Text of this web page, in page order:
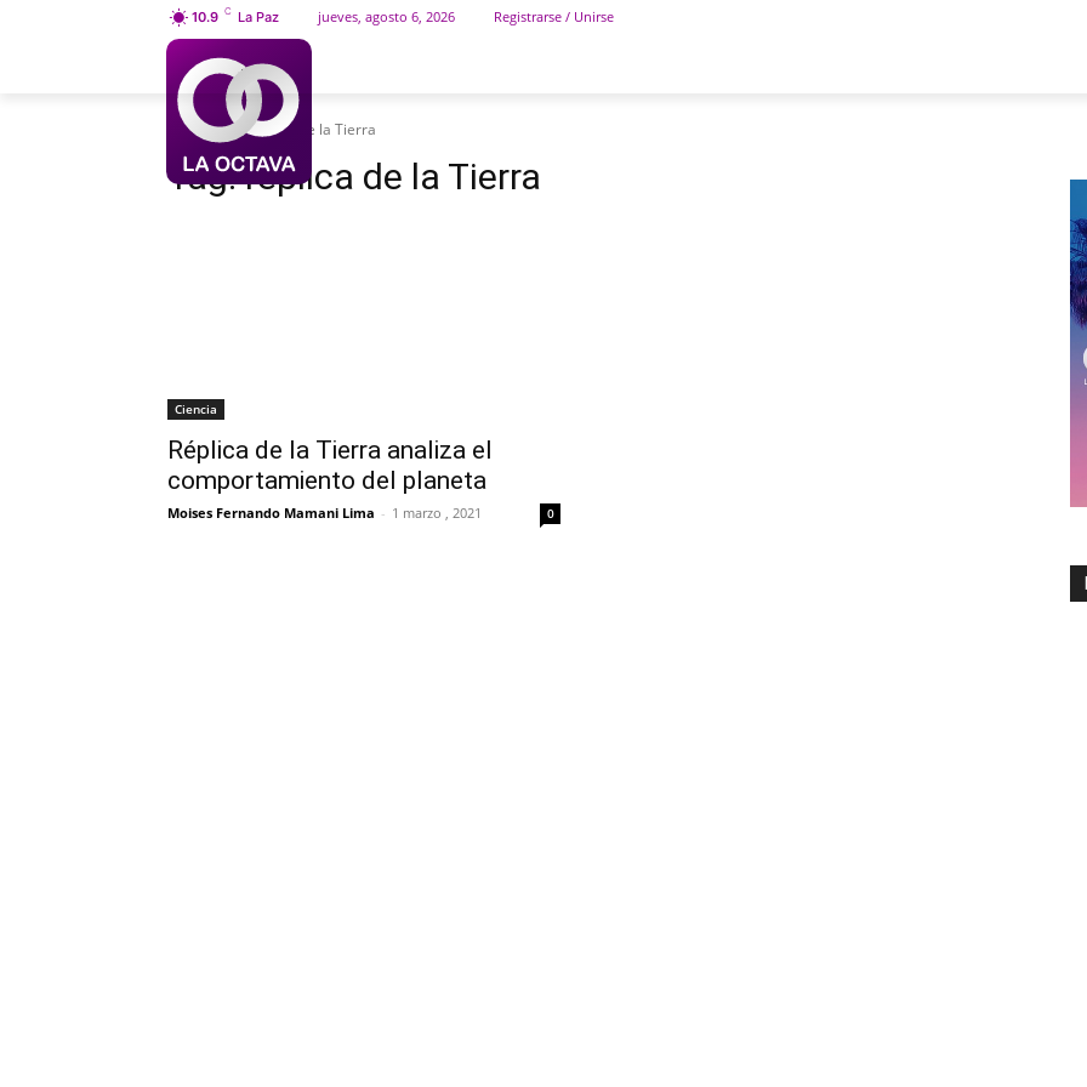
10.9 C La Paz jueves, agosto 6, 2026 Registrarse / Unirse
Etiquetas Réplica de la Tierra
Tag:réplica de la Tierra
Ciencia
Réplica de la Tierra analiza el
comportamiento del planeta
Moises Fernando Mamani Lima - 1 marzo , 2021 0